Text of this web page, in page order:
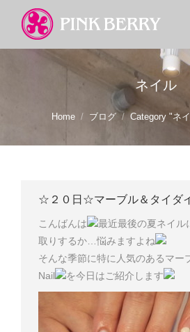
ネイル
You are here:
Home ブログ Category "ネ
☆２０日☆マーブル＆タイダ
こんばんは
最近最後の夏ネイ
取りするか…悩みますよね
そんな季節に特に人気のあるマー
Nail
を今日はご紹介します